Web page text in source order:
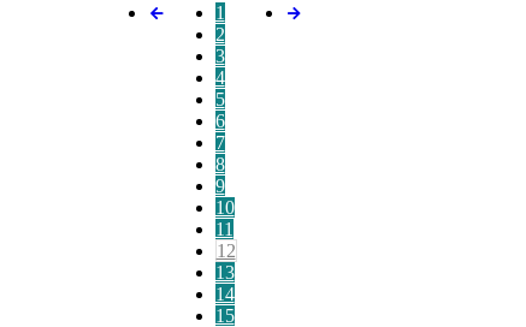
1
2
3
4
5
6
7
8
9
10
11
12
13
14
15